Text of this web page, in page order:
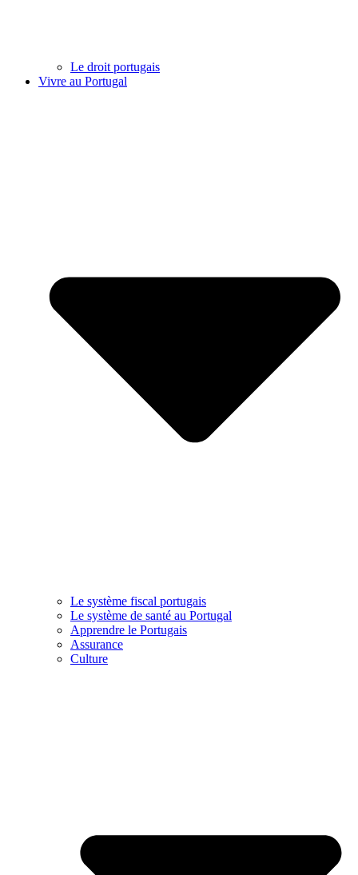
Le droit portugais
Vivre au Portugal
Le système fiscal portugais
Le système de santé au Portugal
Apprendre le Portugais
Assurance
Culture